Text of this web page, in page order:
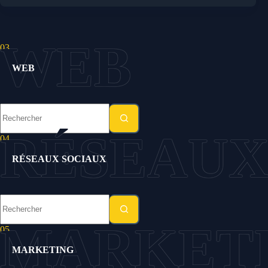
03.
WEB
résultat
04.
RÉSEAUX SOCIAUX
résultat
05.
MARKETING